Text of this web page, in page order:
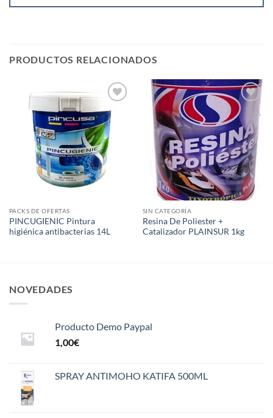
PRODUCTOS RELACIONADOS
Añadir
a la
lista de
deseos
PACKS DE OFERTAS
PINCUGIENIC Pintura
higiénica antibacterias 14L
Añadir
lista de
deseos
SIN CATEGORÍA
Resina De Poliester +
Catalizador PLAINSUR 1kg
NOVEDADES
Producto Demo Paypal
1,00€
SPRAY ANTIMOHO KATIFA 500ML